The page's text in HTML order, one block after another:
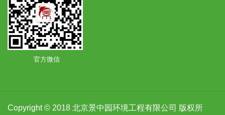
官方微信
Copyright © 2018 北京景中园环境工程有限公司 版权所